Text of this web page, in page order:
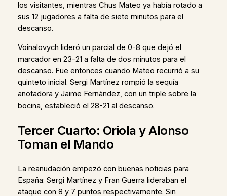
los visitantes, mientras Chus Mateo ya había rotado a
sus 12 jugadores a falta de siete minutos para el
descanso.
Voinalovych lideró un parcial de 0-8 que dejó el
marcador en 23-21 a falta de dos minutos para el
descanso. Fue entonces cuando Mateo recurrió a su
quinteto inicial. Sergi Martínez rompió la sequía
anotadora y Jaime Fernández, con un triple sobre la
bocina, estableció el 28-21 al descanso.
Tercer Cuarto: Oriola y Alonso
Toman el Mando
La reanudación empezó con buenas noticias para
España: Sergi Martínez y Fran Guerra lideraban el
ataque con 8 y 7 puntos respectivamente. Sin